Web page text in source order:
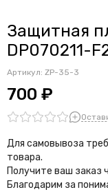
Защитная
DP070211-
Артикул: ZP-35-3
700 ₽
Для самовывоза
товара.
Получите ваш заказ
Благодарим за